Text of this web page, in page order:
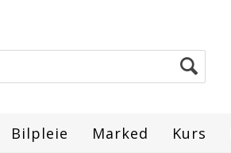
Bilpleie Marked Kurs